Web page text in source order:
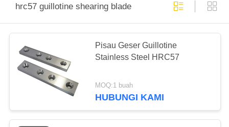
PRODUK
VIDEO
TENTANG
KAMI
hrc57 guillotine shearing blade
Pisau Geser Guillotine
Stainless Steel HRC57
MOQ:1 buah
HUBUNGI KAMI